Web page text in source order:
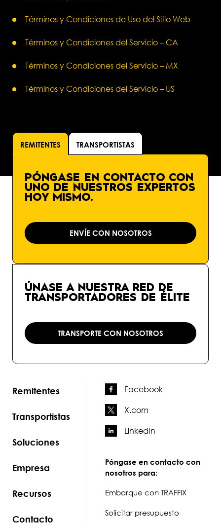
Términos y Condiciones de Uso del Sitio Web
Términos y Condiciones del Servicio – CA
Términos y Condiciones del Servicio – MX
Términos y Condiciones del Servicio – US
REMITENTES TRANSPORTISTAS
PÓNGASE EN CONTACTO CON
UNO DE NUESTROS EXPERTOS
HOY MISMO.
ENVÍE CON NOSOTROS
ÚNASE A NUESTRA RED DE
TRANSPORTADORES DE ÉLITE
TRANSPORTE CON NOSOTROS
Remitentes
Transportistas
Soluciones
Empresa
Recursos
Contacto
Facebook
X.com
LinkedIn
Póngase en contacto con
nosotros para:
Embarque con TRAFFIX
Solicitar presupuesto